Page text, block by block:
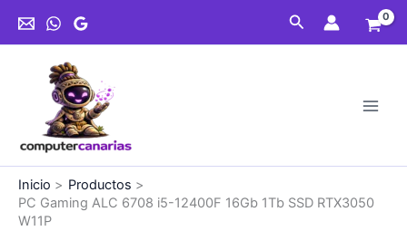
Buscar
Inicio
Productos
PC Gaming ALC 6708 i5-12400F 16Gb 1Tb SSD RTX3050
W11P